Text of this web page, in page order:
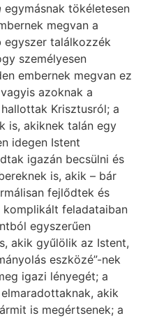
egymásnak tökéletesen
megvan a
egyszer találkozzék
személyesen
embernek megvan ez
azoknak a
Krisztusról; a
is, akiknek talán egy
idegen Istent
igazán becsülni és
is, akik – bár
fejlődtek és
feladataiban
egyszerűen
akik gyűlölik az Istent,
eszközé”-nek
igazi lényegét; a
akik
is megértsenek; a